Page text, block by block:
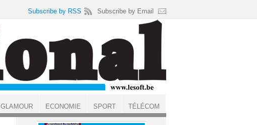
Subscribe by RSS Subscribe by Email
GLAMOUR ECONOMIE SPORT TÉLÉCOM